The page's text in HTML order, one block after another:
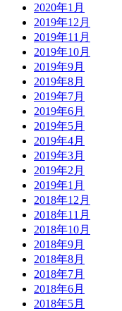
2020年1月
2019年12月
2019年11月
2019年10月
2019年9月
2019年8月
2019年7月
2019年6月
2019年5月
2019年4月
2019年3月
2019年2月
2019年1月
2018年12月
2018年11月
2018年10月
2018年9月
2018年8月
2018年7月
2018年6月
2018年5月